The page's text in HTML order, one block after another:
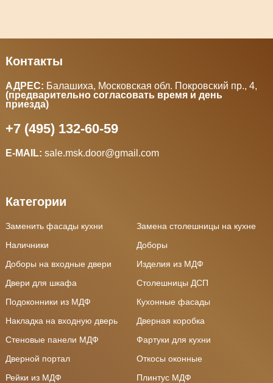
Контакты
АДРЕС: Балашиха, Московская обл. Покровский пр., 4,
(предварительно согласовать время и день
приезда)
+7 (495) 132-60-59
E-MAIL: sale.msk.door@gmail.com
Категории
Заменить фасады кухни
Замена столешницы на кухне
Наличники
Доборы
Доборы на входные двери
Изделия из МДФ
Двери для шкафа
Столешницы ДСП
Подоконники из МДФ
Кухонные фасады
Накладка на входную дверь
Дверная коробка
Стеновые панели МДФ
Фартуки для кухни
Дверной портал
Откосы оконные
Рейки из МДФ
Плинтус МДФ